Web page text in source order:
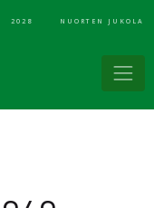
2028 NUORTEN JUKOLA